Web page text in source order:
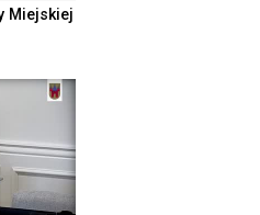
Miejskiej